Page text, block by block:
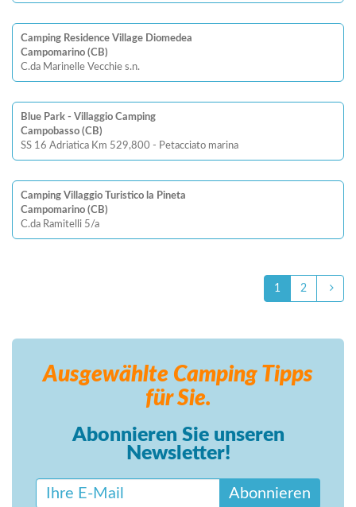
Camping Residence Village Diomedea
Campomarino (CB)
C.da Marinelle Vecchie s.n.
Blue Park - Villaggio Camping
Campobasso (CB)
SS 16 Adriatica Km 529,800 - Petacciato marina
Camping Villaggio Turistico la Pineta
Campomarino (CB)
C.da Ramitelli 5/a
1 2
Ausgewählte Camping Tipps
für Sie.
Abonnieren Sie unseren
Newsletter!
Abonnieren